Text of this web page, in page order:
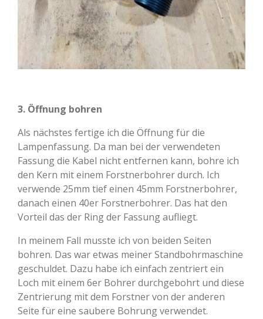
3. Öffnung bohren
Als nächstes fertige ich die Öffnung für die
Lampenfassung. Da man bei der verwendeten
Fassung die Kabel nicht entfernen kann, bohre ich
den Kern mit einem Forstnerbohrer durch. Ich
verwende 25mm tief einen 45mm Forstnerbohrer,
danach einen 40er Forstnerbohrer. Das hat den
Vorteil das der Ring der Fassung aufliegt.
In meinem Fall musste ich von beiden Seiten
bohren. Das war etwas meiner Standbohrmaschine
geschuldet. Dazu habe ich einfach zentriert ein
Loch mit einem 6er Bohrer durchgebohrt und diese
Zentrierung mit dem Forstner von der anderen
Seite für eine saubere Bohrung verwendet.